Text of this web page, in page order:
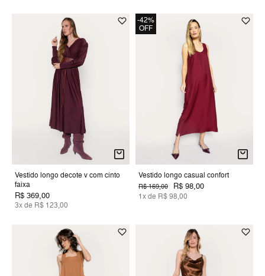
Vestido longo decote v com cinto
faixa
R$ 369,00
3x de R$ 123,00
-42%
OFF
Vestido longo casual confort
R$ 169,00 R$ 98,00
1x de R$ 98,00